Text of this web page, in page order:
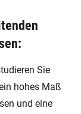
Sie
hohes Maß
und eine